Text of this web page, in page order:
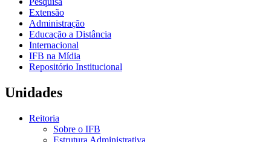
Extensão
Administração
Educação a Distância
Internacional
IFB na Mídia
Repositório Institucional
Unidades
Reitoria
Sobre o IFB
Estrutura Administrativa